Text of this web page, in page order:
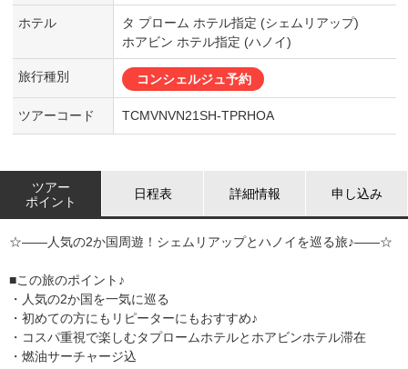
ホテル
タ プローム ホテル指定 (シェムリアップ)
ホアビン ホテル指定 (ハノイ)
旅行種別 コンシェルジュ予約
ツアーコード TCMVNVN21SH-TPRHOA
ツアー
ポイント
日程表 詳細情報 申し込み
☆――人気の2か国周遊！シェムリアップとハノイを巡る旅♪――☆
■この旅のポイント♪
・人気の2か国を一気に巡る
・初めての方にもリピーターにもおすすめ♪
・コスパ重視で楽しむタプロームホテルとホアビンホテル滞在
・燃油サーチャージ込